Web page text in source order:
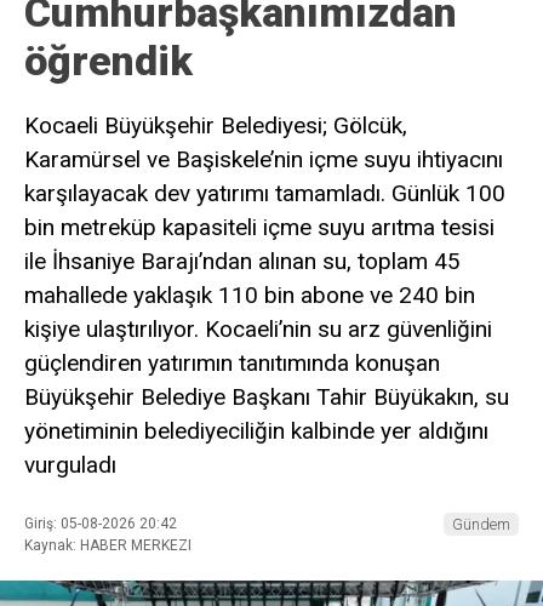
Cumhurbaşkanımızdan
öğrendik
Kocaeli Büyükşehir Belediyesi; Gölcük,
Karamürsel ve Başiskele’nin içme suyu ihtiyacını
karşılayacak dev yatırımı tamamladı. Günlük 100
bin metreküp kapasiteli içme suyu arıtma tesisi
ile İhsaniye Barajı’ndan alınan su, toplam 45
mahallede yaklaşık 110 bin abone ve 240 bin
kişiye ulaştırılıyor. Kocaeli’nin su arz güvenliğini
güçlendiren yatırımın tanıtımında konuşan
Büyükşehir Belediye Başkanı Tahir Büyükakın, su
yönetiminin belediyeciliğin kalbinde yer aldığını
vurguladı
Giriş: 05-08-2026 20:42
Kaynak: HABER MERKEZI
Gündem